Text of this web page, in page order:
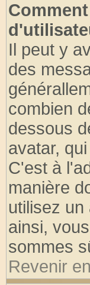
Il peut y
des
combien
dessous
avatar,
C'est à
manière
utilisez
ainsi,
sommes
Revenir